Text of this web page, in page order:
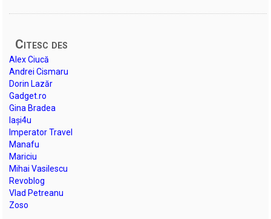
Citesc des
Alex Ciucă
Andrei Cismaru
Dorin Lazăr
Gadget.ro
Gina Bradea
Iași4u
Imperator Travel
Manafu
Mariciu
Mihai Vasilescu
Revoblog
Vlad Petreanu
Zoso